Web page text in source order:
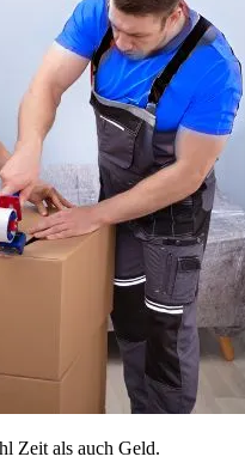
Zeit als auch Geld.